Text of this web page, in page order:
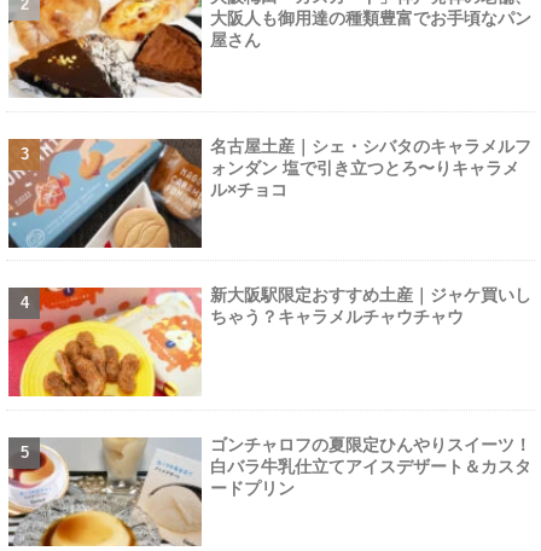
大阪人も御用達の種類豊富でお手頃なパン
屋さん
名古屋土産｜シェ・シバタのキャラメルフ
ォンダン 塩で引き立つとろ〜りキャラメ
ル×チョコ
新大阪駅限定おすすめ土産｜ジャケ買いし
ちゃう？キャラメルチャウチャウ
ゴンチャロフの夏限定ひんやりスイーツ！
白バラ牛乳仕立てアイスデザート＆カスタ
ードプリン